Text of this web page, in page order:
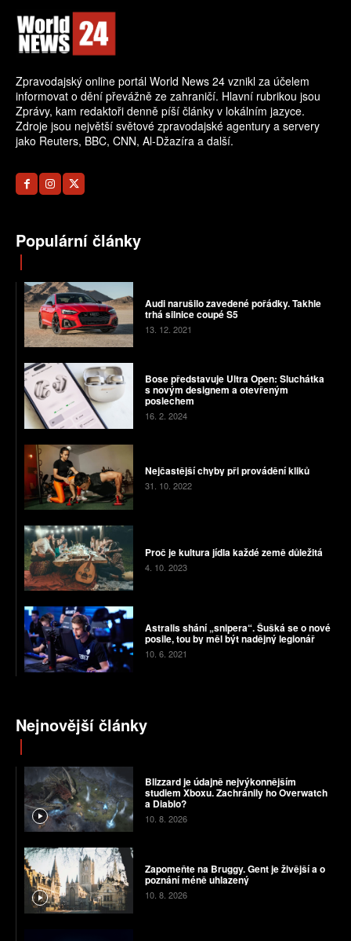
Zpravodajský online portál World News 24 vznikl za účelem
informovat o dění převážně ze zahraničí. Hlavní rubrikou jsou
Zprávy, kam redaktoři denně píší články v lokálním jazyce.
Zdroje jsou největší světové zpravodajské agentury a servery
jako Reuters, BBC, CNN, Al-Džazíra a další.
Populární články
Audi narušilo zavedené pořádky. Takhle
trhá silnice coupé S5
13. 12. 2021
Bose představuje Ultra Open: Sluchátka
s novým designem a otevřeným
poslechem
16. 2. 2024
Nejčastější chyby při provádění kliků
31. 10. 2022
Proč je kultura jídla každé země důležitá
4. 10. 2023
Astralis shání „snipera“. Šušká se o nové
posile, tou by měl být nadějný legionář
10. 6. 2021
Nejnovější články
Blizzard je údajně nejvýkonnějším
studiem Xboxu. Zachránily ho Overwatch
a Diablo?
10. 8. 2026
Zapomeňte na Bruggy. Gent je živější a o
poznání méně uhlazený
10. 8. 2026